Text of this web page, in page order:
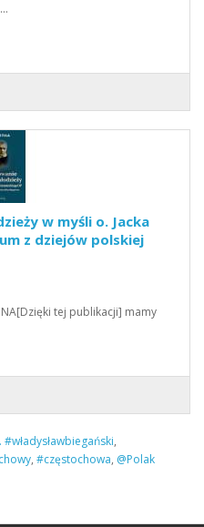
w myśli o. Jacka
z dziejów polskiej
tej publikacji] mamy
,
, #częstochowa, @Polak